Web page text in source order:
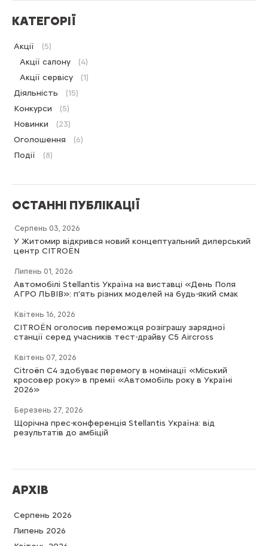
КАТЕГОРІЇ
Акції
(5)
Акції салону
(4)
Акції сервісу
(1)
Діяльність
(15)
Конкурси
(5)
Новинки
(23)
Оголошення
(6)
Події
(8)
ОСТАННІ ПУБЛІКАЦІЇ
Серпень 03, 2026
У Житомир відкрився новий концептуальний дилерський
центр CITROËN
Липень 01, 2026
Автомобілі Stellantis Україна на виставці «День Поля
АГРО ЛЬВІВ»: п’ять різних моделей на будь-який смак
Квітень 16, 2026
CITROËN оголосив переможця розіграшу зарядної
станції серед учасників тест-драйву C5 Aircross
Квітень 07, 2026
Citroën C4 здобуває перемогу в номінації «Міський
кросовер року» в премії «Автомобіль року в Україні
2026»
Березень 27, 2026
Щорічна прес-конференція Stellantis Україна: від
результатів до амбіцій
АРХІВ
Серпень 2026
Липень 2026